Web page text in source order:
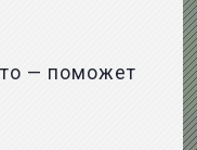
— поможет